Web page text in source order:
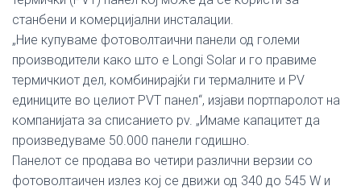
станбени и комерцијални инсталации.
„Ние купуваме фотоволтаични панели од големи
производители како што е Longi Solar и го правиме
термичкиот дел, комбинирајќи ги термалните и PV
единиците во целиот PVT панел“, изјави портпаролот на
компанијата за списанието pv. „Имаме капацитет да
произведуваме 50.000 панели годишно.
Панелот се продава во четири различни верзии со
фотоволтаичен излез кој се движи од 340 до 545 W и